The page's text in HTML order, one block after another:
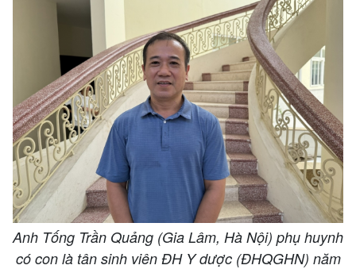
Anh Tống Trần Quảng (Gia Lâm, Hà Nội) phụ huynh
có con là tân sinh viên ĐH Y dược (ĐHQGHN) năm